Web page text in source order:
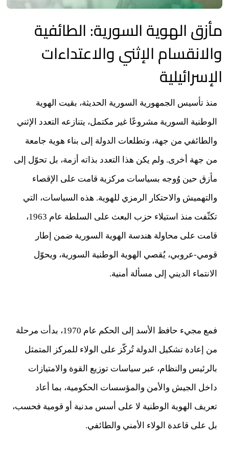
مأزق الهوية السورية: الطائفية
والانقسام الإثني والاعتداءات
الإسرائيلية
منذ تأسيس الجمهورية السورية الحديثة، بقيت الهوية
الوطنية السورية مشروعًا غير مكتمل، يتنازعه التعدد الإثني
والطائفي من جهة، وتطلعات الدولة إلى بناء هوية جامعة
من جهة أخرى. ولم يكن هذا التعدد بذاته أزمة، بل تحوّل إلى
مأزق حين وُوجه بسياسات مركزية قامت على الإقصاء
والتهميش والاحتكار الرمزي للهوية. هذه السياسات، التي
تكثّفت منذ استيلاء حزب البعث على السلطة عام 1963،
قامت على محاولة هندسة الهوية السورية ضمن إطار
قومي-عروبي، يُقصي الهوية الوطنية السورية، ويحوّل
الانتماء الديني إلى مسألة أمنية.
فمع مجيء حافظ الأسد إلى الحكم عام 1970، بدأت مرحلة
من إعادة تشكيل الدولة تُركّز على الولاء للمركز المتمثل
بالرئيس والنظام، عبر سياسات توزيع القوة والامتيازات
داخل الجيش والأمن والمؤسسات الحكومية، بما أعاد
تعريف الهوية الوطنية لا على أسس مدنية أو قومية فحسب،
بل على قاعدة الولاء الأمني والطائفي.